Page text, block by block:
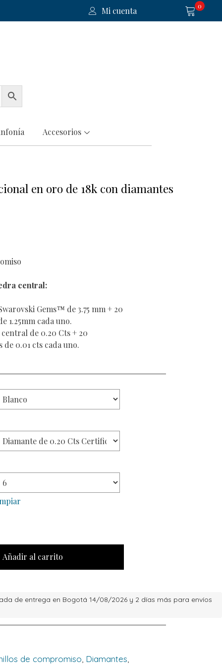
Mi cuenta 0
Accesorios
en oro de 18k con diamantes
central:
Gems™ de 3.75 mm + 20
1.25mm cada uno.
de 0.20 Cts + 20
de 0.01 cts cada uno.
Añadir al carrito
de entrega en Bogotá 14/08/2026 y 2 días más para envíos
de compromiso, Diamantes,